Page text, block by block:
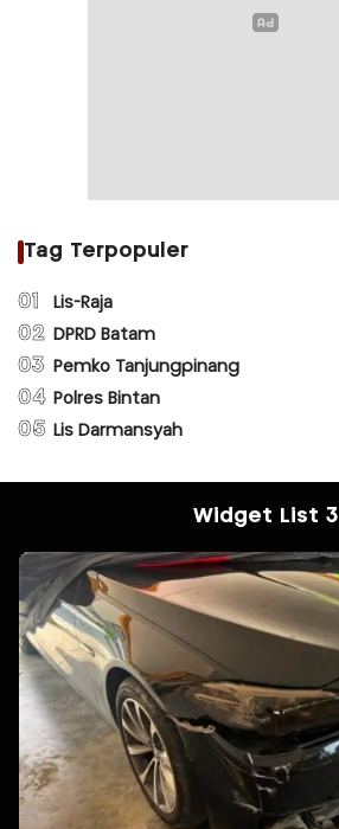
Tag Terpopuler
01 Lis-Raja
02 DPRD Batam
03 Pemko Tanjungpinang
04 Polres Bintan
05 Lis Darmansyah
Widget List 3